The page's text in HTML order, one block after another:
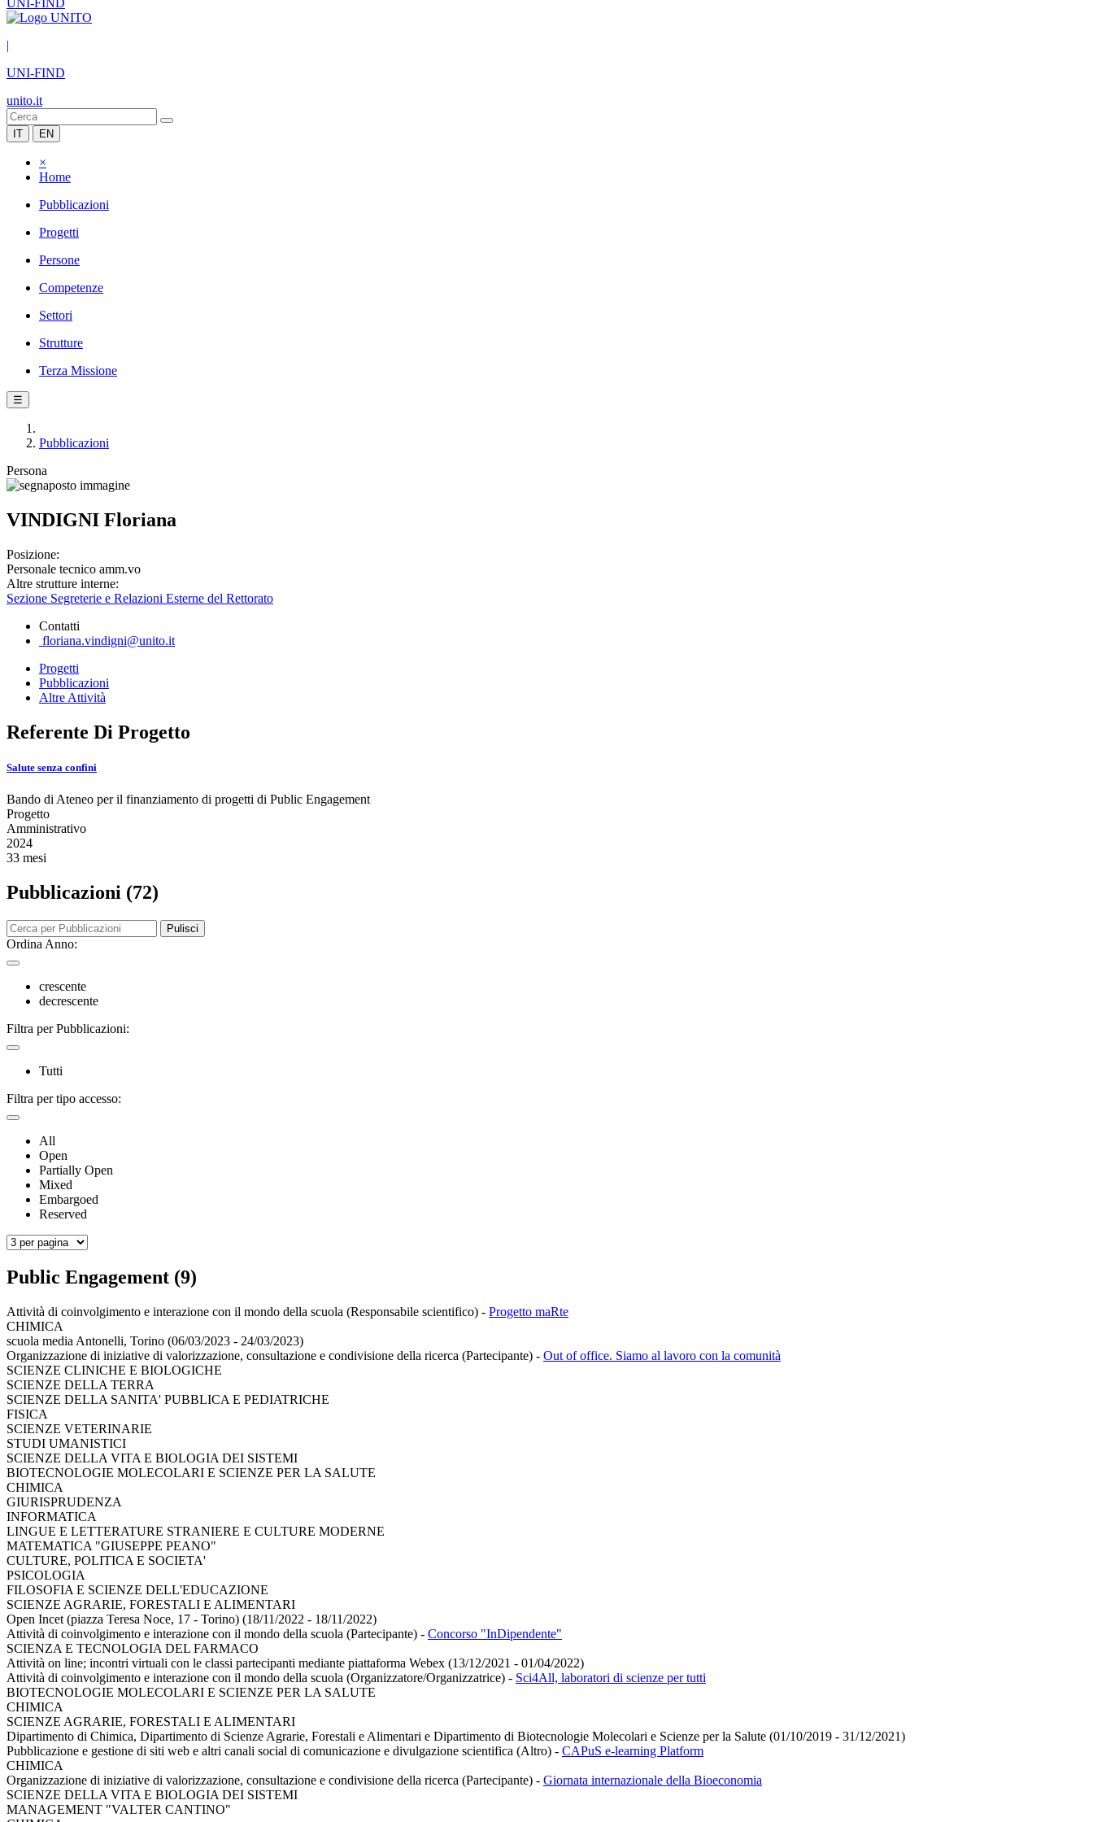
UNI-FIND
|
UNI-FIND
unito.it
IT EN
×
Home
Pubblicazioni
Progetti
Persone
Competenze
Settori
Strutture
Terza Missione
☰
Pubblicazioni
Persona
VINDIGNI Floriana
Posizione:
Personale tecnico amm.vo
Altre strutture interne:
Sezione Segreterie e Relazioni Esterne del Rettorato
Contatti
floriana.vindigni@unito.it
Progetti
Pubblicazioni
Altre Attività
Referente Di Progetto
Salute senza confini
Bando di Ateneo per il finanziamento di progetti di Public Engagement
Progetto
Amministrativo
2024
33 mesi
Pubblicazioni (72)
Pulisci
Ordina Anno:
crescente
decrescente
Filtra per Pubblicazioni:
Tutti
Filtra per tipo accesso:
All
Open
Partially Open
Mixed
Embargoed
Reserved
Public Engagement (9)
Attività di coinvolgimento e interazione con il mondo della scuola (Responsabile scientifico) - Progetto maRte
CHIMICA
scuola media Antonelli, Torino (06/03/2023 - 24/03/2023)
Organizzazione di iniziative di valorizzazione, consultazione e condivisione della ricerca (Partecipante) - Out of office. Siamo al lavoro con la comunità
SCIENZE CLINICHE E BIOLOGICHE
SCIENZE DELLA TERRA
SCIENZE DELLA SANITA' PUBBLICA E PEDIATRICHE
FISICA
SCIENZE VETERINARIE
STUDI UMANISTICI
SCIENZE DELLA VITA E BIOLOGIA DEI SISTEMI
BIOTECNOLOGIE MOLECOLARI E SCIENZE PER LA SALUTE
CHIMICA
GIURISPRUDENZA
INFORMATICA
LINGUE E LETTERATURE STRANIERE E CULTURE MODERNE
MATEMATICA "GIUSEPPE PEANO"
CULTURE, POLITICA E SOCIETA'
PSICOLOGIA
FILOSOFIA E SCIENZE DELL'EDUCAZIONE
SCIENZE AGRARIE, FORESTALI E ALIMENTARI
Open Incet (piazza Teresa Noce, 17 - Torino) (18/11/2022 - 18/11/2022)
Attività di coinvolgimento e interazione con il mondo della scuola (Partecipante) - Concorso "InDipendente"
SCIENZA E TECNOLOGIA DEL FARMACO
Attività on line; incontri virtuali con le classi partecipanti mediante piattaforma Webex (13/12/2021 - 01/04/2022)
Attività di coinvolgimento e interazione con il mondo della scuola (Organizzatore/Organizzatrice) - Sci4All, laboratori di scienze per tutti
BIOTECNOLOGIE MOLECOLARI E SCIENZE PER LA SALUTE
CHIMICA
SCIENZE AGRARIE, FORESTALI E ALIMENTARI
Dipartimento di Chimica, Dipartimento di Scienze Agrarie, Forestali e Alimentari e Dipartimento di Biotecnologie Molecolari e Scienze per la Salute (01/10/2019 - 31/12/2021)
Pubblicazione e gestione di siti web e altri canali social di comunicazione e divulgazione scientifica (Altro) - CAPuS e-learning Platform
CHIMICA
Organizzazione di iniziative di valorizzazione, consultazione e condivisione della ricerca (Partecipante) - Giornata internazionale della Bioeconomia
SCIENZE DELLA VITA E BIOLOGIA DEI SISTEMI
MANAGEMENT "VALTER CANTINO"